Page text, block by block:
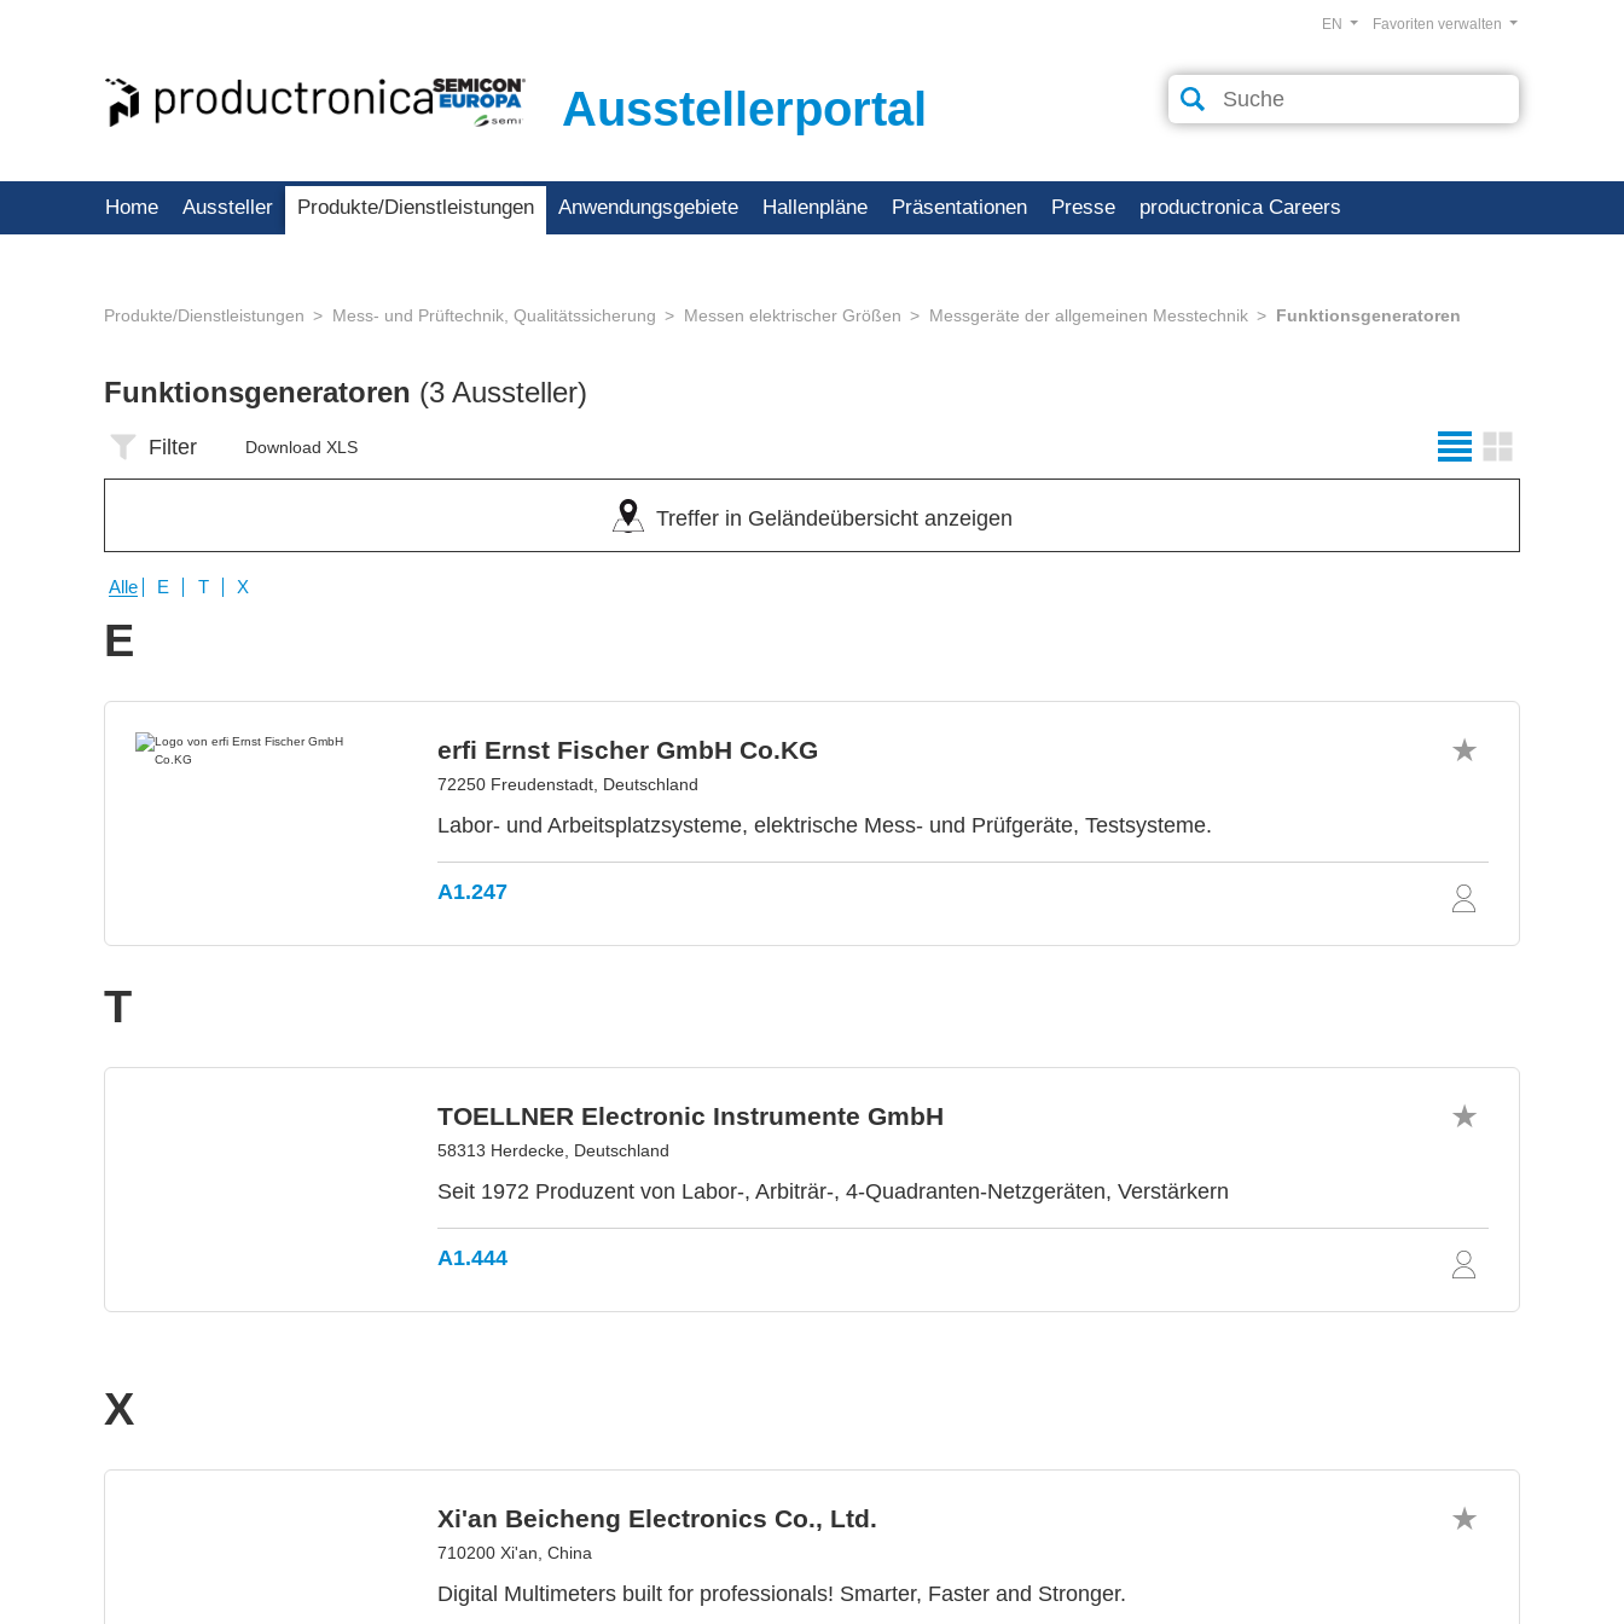
Ausstellerportal
Favoriten verwalten
EN
Home Aussteller Produkte/Dienstleistungen Anwendungsgebiete Hallenpläne Präsentationen Presse productronica Careers
Produkte/Dienstleistungen Mess- und Prüftechnik, Qualitätssicherung Messen elektrischer Größen Messgeräte der allgemeinen Messtechnik Funktionsgeneratoren
Funktionsgeneratoren (3 Aussteller)
Filter Download XLS
Treffer in Geländeübersicht anzeigen
Alle E T X
E
erfi Ernst Fischer GmbH Co.KG
72250 Freudenstadt, Deutschland
Labor- und Arbeitsplatzsysteme, elektrische Mess- und Prüfgeräte, Testsysteme.
A1.247
T
TOELLNER Electronic Instrumente GmbH
58313 Herdecke, Deutschland
Seit 1972 Produzent von Labor-, Arbiträr-, 4-Quadranten-Netzgeräten, Verstärkern
A1.444
X
Xi'an Beicheng Electronics Co., Ltd.
710200 Xi'an, China
Digital Multimeters built for professionals! Smarter, Faster and Stronger.